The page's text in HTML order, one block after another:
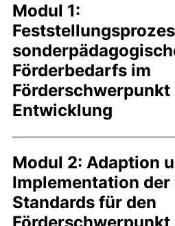
Modul 1:
Förderbedarfs im
Entwicklung
Modul 2: Adaption
Implementation der
Standards für den